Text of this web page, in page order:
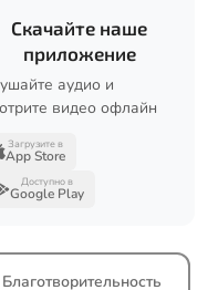
Скачайте наше
приложение
аудио и
видео офлайн
Загрузите в
App Store
Доступно в
Google Play
Благотворительность